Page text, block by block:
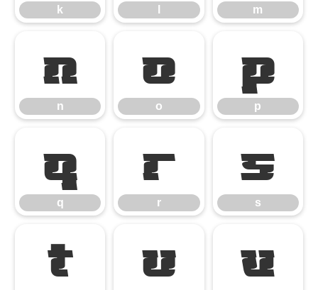
k m
n
n
o
o
p
p
q
q
r
r
s
s
t u v